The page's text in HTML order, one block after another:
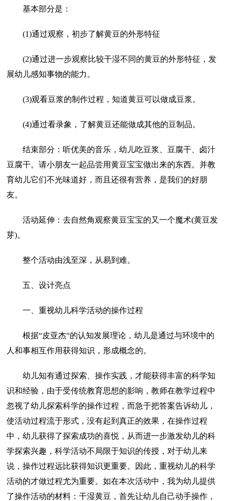
基本部分是：
(1)通过观察，初步了解黄豆的外形特征
(2)通过进一步观察比较干湿不同的黄豆的外形特征，发
展幼儿感知事物的能力。
(3)观看豆浆的制作过程，知道黄豆可以做成豆浆。
(4)通过看录象，了解黄豆还能做成其他的豆制品。
结束部分：听优美的音乐，幼儿吃豆浆、豆腐干、卤汁
豆腐干。请小朋友一起品尝用黄豆宝宝做出来的东西。并教
育幼儿它们不光味道好，而且还很有营养，是我们的好朋
友。
活动延伸：去自然角观察黄豆宝宝的又一个魔术(黄豆发
芽)。
整个活动由浅至深，从易到难。
五、设计亮点
一、重视幼儿科学活动的操作过程
根据“皮亚杰“的认知发展理论，幼儿是通过与环境中的
人和事相互作用获得知识，形成概念的。
幼儿知有通过探索、操作实践，才能获得丰富的科学知
识和经验，由于受传统教育思想的影响，教师在教学过程中
忽视了幼儿探索科学的操作过程，而急于把答案告诉幼儿，
使活动过程流于形式，没有起到真正的效果，在操作过程
中，幼儿获得了探索成功的喜悦，从而进一步激发幼儿的科
学探索兴趣，科学活动不局限于知识的传授，对于幼儿来
说，操作过程远比获得知识更重要。因此，重视幼儿的科学
活动的才做过程尤为重要。如在本次活动中，我为幼儿提供
了操作活动的材料：干湿黄豆，首先让幼儿自己动手操作，